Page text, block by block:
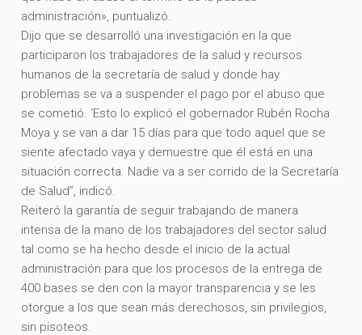
administración», puntualizó.
Dijo que se desarrolló una investigación en la que
participaron los trabajadores de la salud y recursos
humanos de la secretaría de salud y donde hay
problemas se va a suspender el pago por el abuso que
se cometió. ‘Esto lo explicó el gobernador Rubén Rocha
Moya y se van a dar 15 días para que todo aquel que se
siente afectado vaya y demuestre que él está en una
situación correcta. Nadie va a ser corrido de la Secretaría
de Salud”, indicó.
Reiteró la garantía de seguir trabajando de manera
intensa de la mano de los trabajadores del sector salud
tal como se ha hecho desde el inicio de la actual
administración para que los procesos de la entrega de
400 bases se den con la mayor transparencia y se les
otorgue a los que sean más derechosos, sin privilegios,
sin pisoteos.